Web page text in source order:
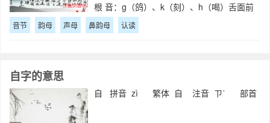
根 音：g（鸽）、k（刻）、h（喝）舌面前
音：j（鸡）、q（旗）、x(嘻）舌尖后音：
zh（蜘）、ch（吃）、sh（狮
音节 韵母 声母 鼻韵母 认读
自字的意思
自 拼音 zì 繁体 自 注音 ㄗˋ 部首